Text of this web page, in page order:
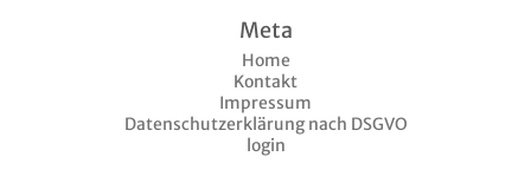
Meta
Home
Kontakt
Impressum
Datenschutzerklärung nach DSGVO
login